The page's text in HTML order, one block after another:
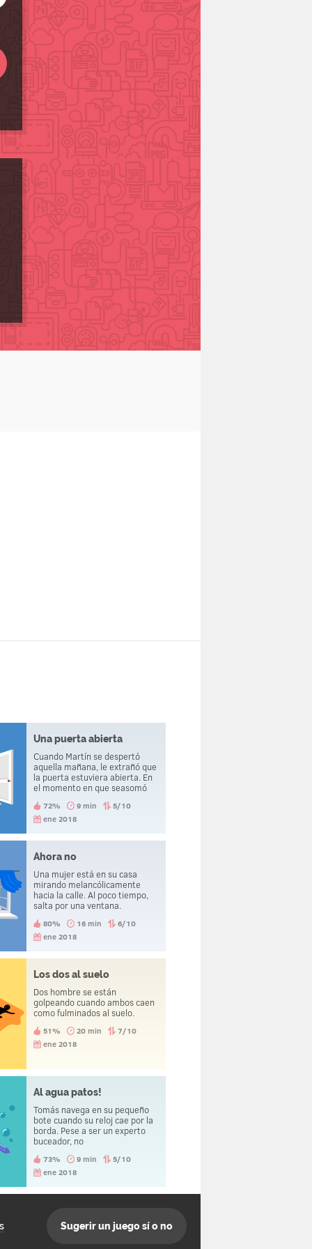
Una puerta abierta
Cuando Martín se despertó
aquella mañana, le extrañó que
la puerta estuviera abierta. En
el momento en que seasomó
72% 9 min
5/10
ene 2018
Ahora no
Una mujer está en su casa
mirando melancólicamente
hacia la calle. Al poco tiempo,
salta por una ventana.
suena el teléfono y ella se
lamenta de haber saltado.
80% 16 min
6/10
ene 2018
Los dos al suelo
Dos hombre se están
golpeando cuando ambos caen
como fulminados al suelo.
51% 20 min
7/10
ene 2018
Al agua patos!
Tomás navega en su pequeño
bote cuando su reloj cae por la
borda. Pese a ser un experto
buceador, no
73% 9 min
5/10
ene 2018
Sugerir un juego sí o no